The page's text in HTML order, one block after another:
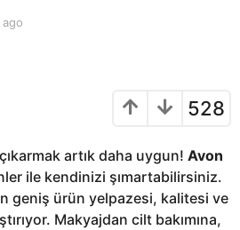
ago
528
artık daha uygun! Avon
ile kendinizi şımartabilirsiniz.
geniş ürün yelpazesi, kalitesi ve
Makyajdan cilt bakımına,